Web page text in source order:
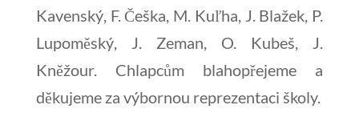
Kavenský, F. Češka, M. Kuľha, J. Blažek, P.
Lupoměský, J. Zeman, O. Kubeš, J.
Kněžour. Chlapcům blahopřejeme a
děkujeme za výbornou reprezentaci školy.